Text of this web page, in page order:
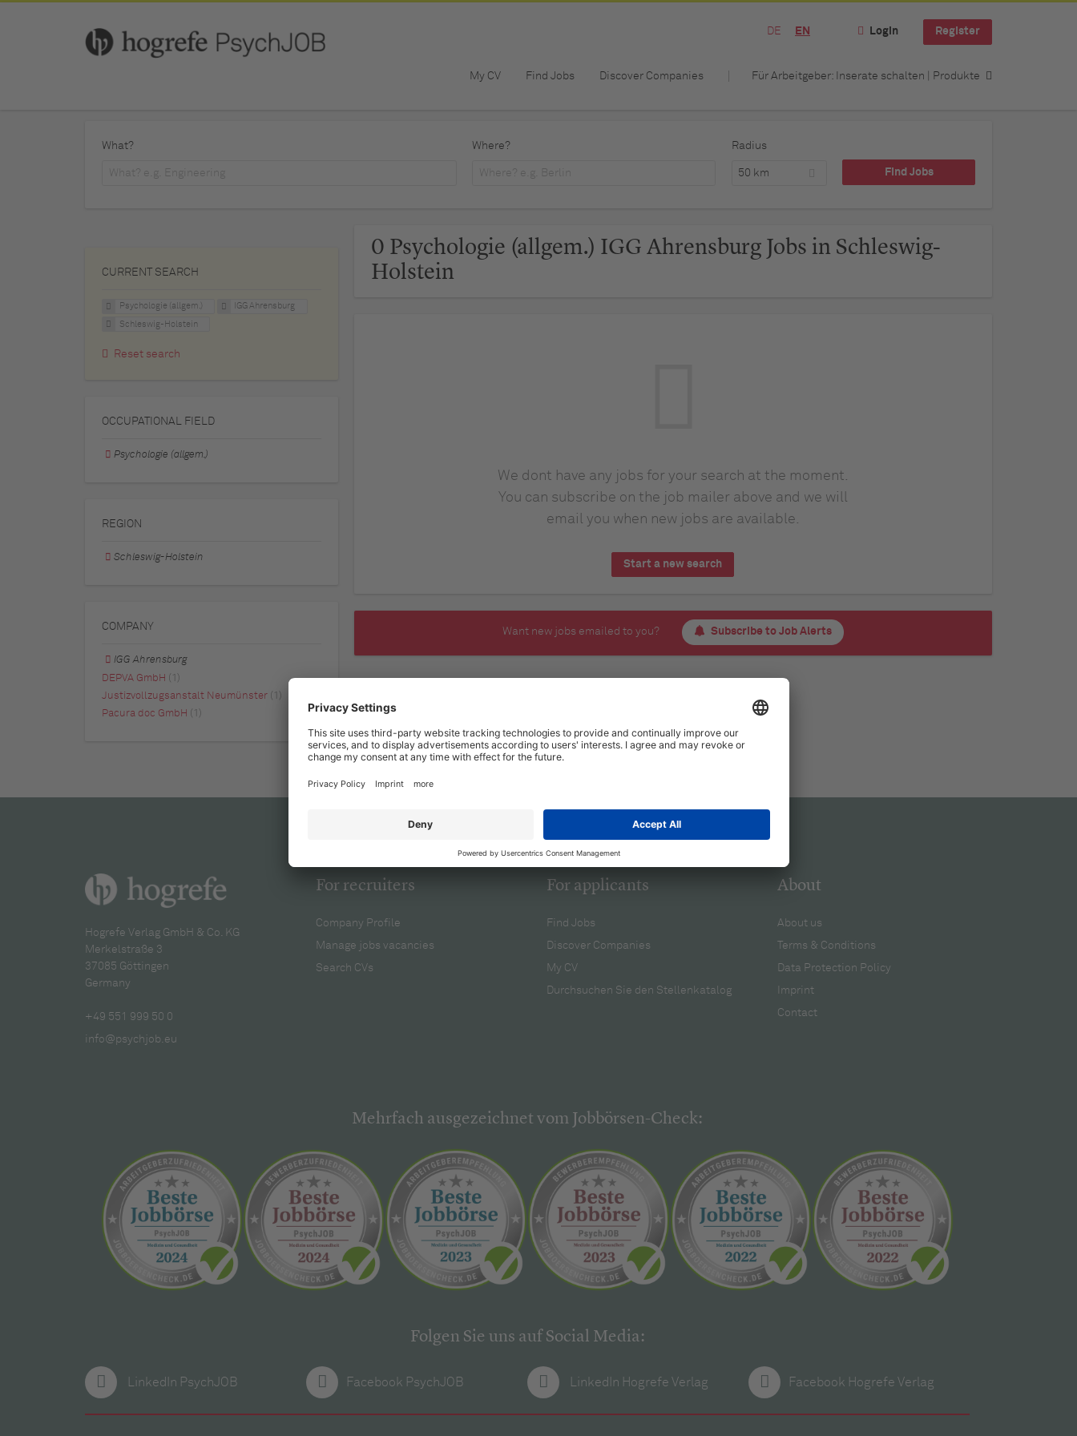
DE EN Login Register
My CV Find Jobs Discover Companies Für Arbeitgeber: Inserate schalten | Produkte
What? Where? Radius
50 km
0 Psychologie (allgem.) IGG Ahrensburg Jobs in Schleswig-
Holstein
We dont have any jobs for your search at the moment.
You can subscribe on the job mailer above and we will
email you when new jobs are available.
Start a new search
Want new jobs emailed to you? Subscribe to Job Alerts
CURRENT SEARCH
Psychologie (allgem.) IGG Ahrensburg
Schleswig-Holstein
Reset search
OCCUPATIONAL FIELD
Psychologie (allgem.)
REGION
Schleswig-Holstein
COMPANY
IGG Ahrensburg
DEPVA GmbH (1)
Justizvollzugsanstalt Neumünster (1)
Pacura doc GmbH (1)
Hogrefe Verlag GmbH & Co. KG
Merkelstraße 3
37085 Göttingen
Germany
+49 551 999 50 0
info@psychjob.eu
For recruiters
Company Profile
Manage jobs vacancies
Search CVs
For applicants
Find Jobs
Discover Companies
My CV
Durchsuchen Sie den Stellenkatalog
About
About us
Terms & Conditions
Data Protection Policy
Imprint
Contact
Mehrfach ausgezeichnet vom Jobbörsen-Check:
Folgen Sie uns auf Social Media:
LinkedIn PsychJOB Facebook PsychJOB LinkedIn Hogrefe Verlag Facebook Hogrefe Verlag